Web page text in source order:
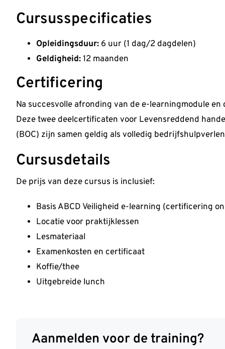
Cursusspecificaties
Opleidingsduur:6 uur (1 dag/2 dagdelen)
Geldigheid:12 maanden
Certificering
Na succesvolle afronding van de e-learningmodule
Deze twee deelcertificaten voor Levensreddend
(BOC) zijn samen geldig als volledig
Cursusdetails
De prijs van deze cursus is inclusief:
Basis ABCD Veiligheid e-learning (certificering
Locatie voor praktijklessen
Lesmateriaal
Examenkosten en certificaat
Koffie/thee
Uitgebreide lunch
Aanmelden voor de training?